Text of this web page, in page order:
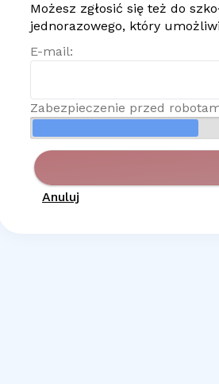
Możesz zgłosić się też do
jednorazowego, który
E-mail:
Zabezpieczenie przed
Anuluj